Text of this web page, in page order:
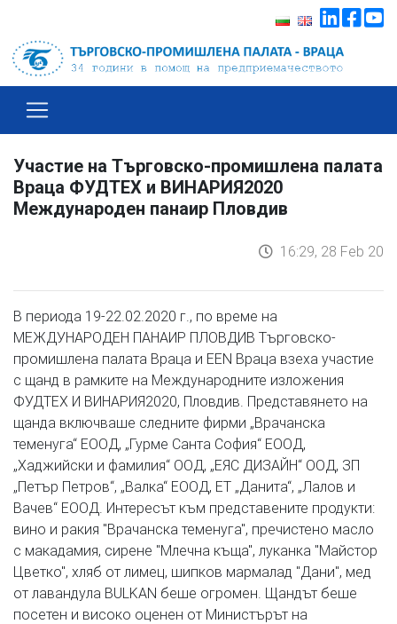
Участие на Търговско-промишлена палата
Враца ФУДТЕХ и ВИНАРИЯ2020
Международен панаир Пловдив
16:29, 28 Feb 20
В периода 19-22.02.2020 г., по време на
МЕЖДУНАРОДЕН ПАНАИР ПЛОВДИВ Търговско-
промишлена палата Враца и EEN Враца взеха участие
с щанд в рамките на Международните изложения
ФУДТЕХ И ВИНАРИЯ2020, Пловдив. Представянето на
щанда включваше следните фирми „Врачанска
теменуга“ ЕООД, „Гурме Санта София“ ЕООД,
„Хаджийски и фамилия“ ООД, „ЕЯС ДИЗАЙН“ ООД, ЗП
„Петър Петров“, „Валка“ ЕООД, ЕТ „Данита“, „Лалов и
Вачев“ ЕООД. Интересът към представените продукти:
вино и ракия "Врачанска теменуга", пречистено масло
с макадамия, сирене "Млечна къща", луканка "Майстор
Цветко", хляб от лимец, шипков мармалад "Дани", мед
от лавандула BULKAN беше огромен. Щандът беше
посетен и високо оценен от Министърът на